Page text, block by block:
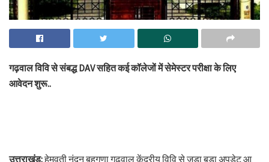
गढ़वाल विवि से संबद्ध DAV सहित कई कॉलेजों में सेमेस्टर परीक्षा के लिए
आवेदन शुरू..
उत्तराखंड:हेमवती नंदन बहुगुणा गढ़वाल केंद्रीय विवि से जुड़ा बड़ा अपडेट आ